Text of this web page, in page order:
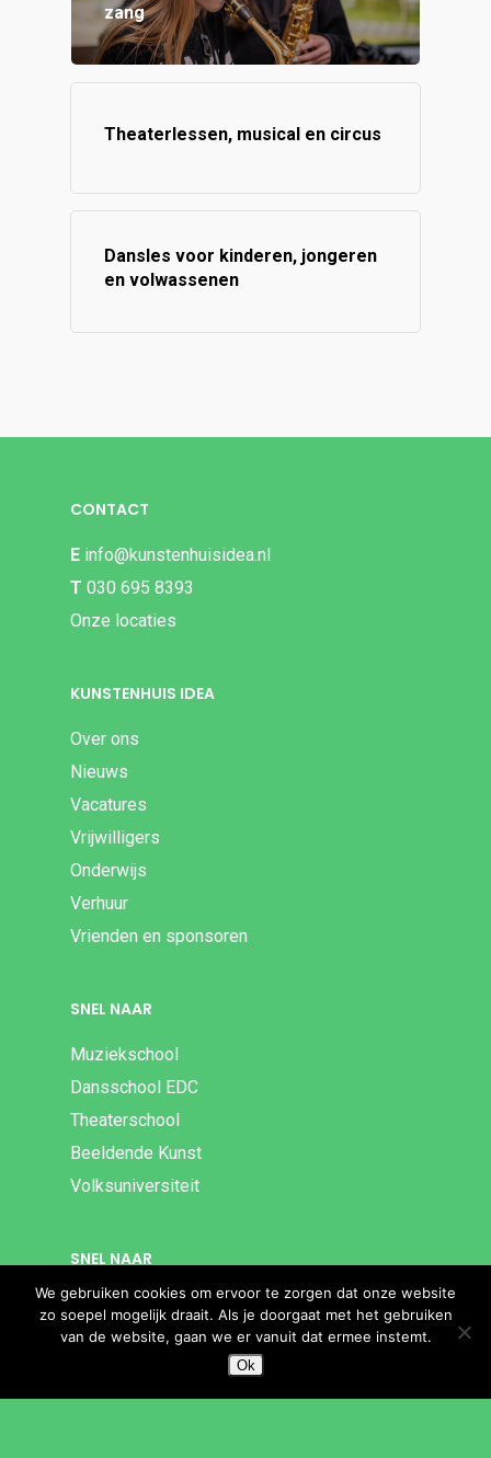
zang
Theaterlessen, musical en circus
Dansles voor kinderen, jongeren
en volwassenen
CONTACT
E info@kunstenhuisidea.nl
T 030 695 8393
Onze locaties
KUNSTENHUIS IDEA
Over ons
Nieuws
Vacatures
Vrijwilligers
Onderwijs
Verhuur
Vrienden en sponsoren
SNEL NAAR
Muziekschool
Dansschool EDC
Theaterschool
Beeldende Kunst
Volksuniversiteit
SNEL NAAR
Bibliotheek
Theater Het Lichtruim
Poppodium De Peppel
We gebruiken cookies om ervoor te zorgen dat onze website
zo soepel mogelijk draait. Als je doorgaat met het gebruiken
van de website, gaan we er vanuit dat ermee instemt.
Ok